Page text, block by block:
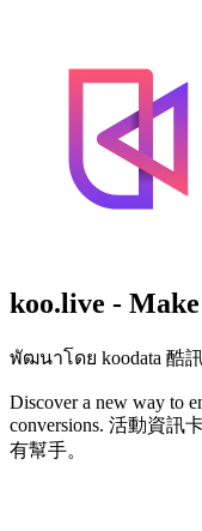
koo.live -
พัฒนาโดย koodata 酷
Discover a new way to
conversions. 活動資訊
有幫手。